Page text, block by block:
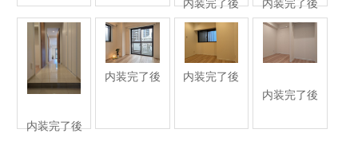
内装完了後
内装完了後
内装完了後
内装完了後